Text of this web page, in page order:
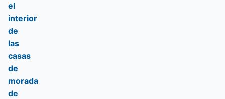
el
interior
de
las
casas
de
morada
de